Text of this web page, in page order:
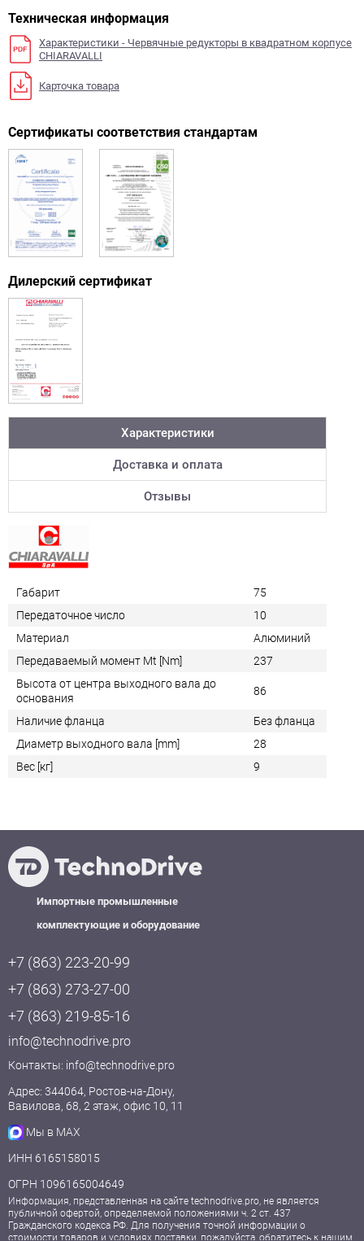
Техническая информация
Характеристики - Червячные редукторы в квадратном корпусе
CHIARAVALLI
Карточка товара
Сертификаты соответствия стандартам
Дилерский сертификат
Характеристики
Доставка и оплата
Отзывы
Габарит
75
Передаточное число
10
Материал
Алюминий
Передаваемый момент Mt [Nm]
237
Высота от центра выходного вала до
основания
86
Наличие фланца
Без фланца
Диаметр выходного вала [mm]
28
Вес [кг]
9
Импортные промышленные
комплектующие и оборудование
+7 (863) 223-20-99
+7 (863) 273-27-00
+7 (863) 219-85-16
info@technodrive.pro
Контакты: info@technodrive.pro
Адрес: 344064, Ростов-на-Дону,
Вавилова, 68, 2 этаж, офис 10, 11
Мы в MAX
ИНН 6165158015
ОГРН 1096165004649
Информация, представленная на сайте technodrive.pro, не является
публичной офертой, определяемой положениями ч. 2 ст. 437
Гражданского кодекса РФ. Для получения точной информации о
стоимости товаров и условиях поставки, пожалуйста, обратитесь к нашим